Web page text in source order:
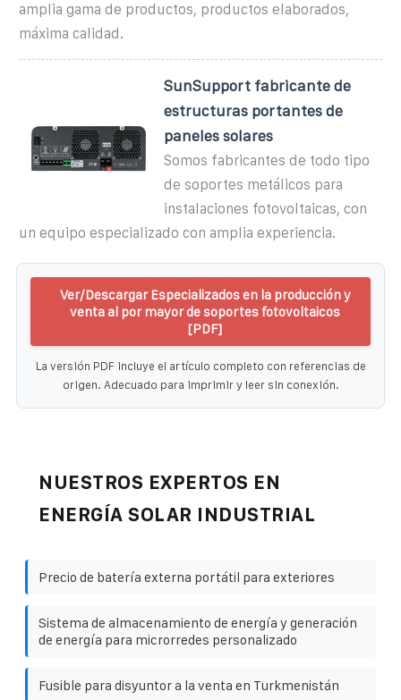
amplia gama de productos, productos elaborados,
máxima calidad.
SunSupport fabricante de
estructuras portantes de
paneles solares
Somos fabricantes de todo tipo
de soportes metálicos para
instalaciones fotovoltaicas, con
un equipo especializado con amplia experiencia.
Ver/Descargar Especializados en la producción y
venta al por mayor de soportes fotovoltaicos
[PDF]
La versión PDF incluye el artículo completo con referencias de
origen. Adecuado para imprimir y leer sin conexión.
NUESTROS EXPERTOS EN
ENERGÍA SOLAR INDUSTRIAL
Precio de batería externa portátil para exteriores
Sistema de almacenamiento de energía y generación
de energía para microrredes personalizado
Fusible para disyuntor a la venta en Turkmenistán